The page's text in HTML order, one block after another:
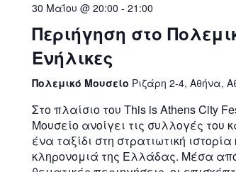
30 Μαΐου @ 20:00 -21:00
Περιήγηση στο
Ενήλικες
Πολεμικό Μουσείο Ριζάρη 2-4, Αθήνα,
Στο πλαίσιο του This is Athens City
Μουσείο ανοίγει τις συλλογές του
ένα ταξίδι στη στρατιωτική ιστορία
κληρονομιά της Ελλάδας. Μέσα